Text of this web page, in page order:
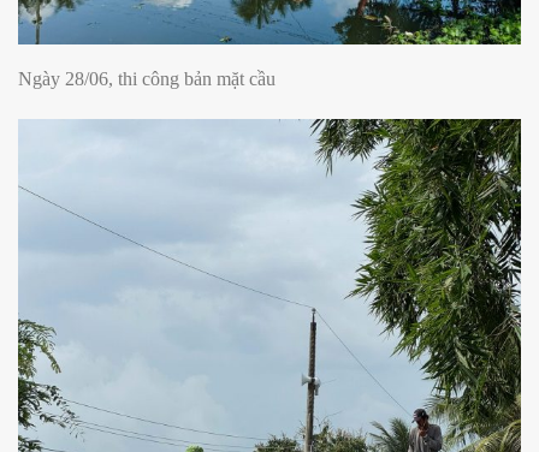
Ngày 28/06, thi công bản mặt cầu